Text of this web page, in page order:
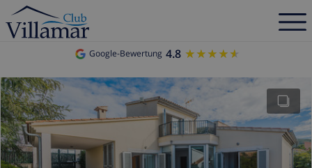
Google-Bewertung 4.8 ★★★★★
★★★★★